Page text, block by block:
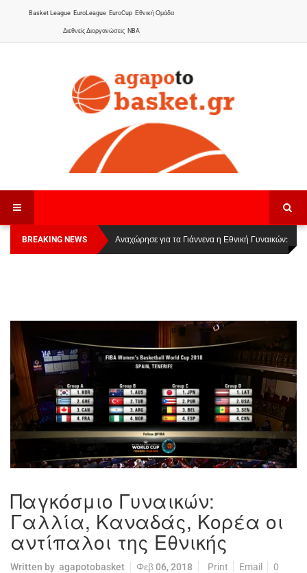
Basket League EuroLeague EuroCup Εθνική Ομάδα
Διεθνείς Διοργανώσεις NBA
BREAKING NEWS
Οι Πάνθηρες Καβάλας στην Women Basketball
League 1
Αναχώρησε για τα Γιάννενα η Εθνική Γυναικών:
Παγκόσμιο Γυναικών:
Γαλλία, Καναδάς, Κορέα οι
αντίπαλοι της Εθνικής
Written by agapotobasket Φεβ 06, 2018 Print Email
0